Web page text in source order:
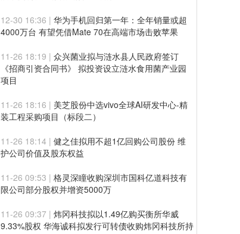
12-30 16:36 | 华为手机回归第一年：全年销量或超
4000万台 有望凭借Mate 70在高端市场击败苹果
11-26 18:19 | 众兴菌业拟与涟水县人民政府签订
《招商引资合同书》 拟投资设立涟水食用菌产业园
项目
11-26 18:16 | 美芝股份中选vivo全球AI研发中心-精
装工程采购项目（标段二）
11-26 18:14 | 健之佳拟用不超1亿回购公司股份 维
护公司价值及股东权益
11-26 09:53 | 格灵深瞳收购深圳市国科亿道科技有
限公司部分股权并增资5000万
11-26 09:37 | 炜冈科技拟以1.49亿购买衡所华威
9.33%股权 华海诚科拟发行可转债收购炜冈科技所持